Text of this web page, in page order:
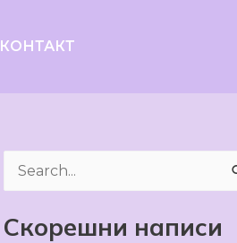
КОНТАКТ
a
Скорешни написи